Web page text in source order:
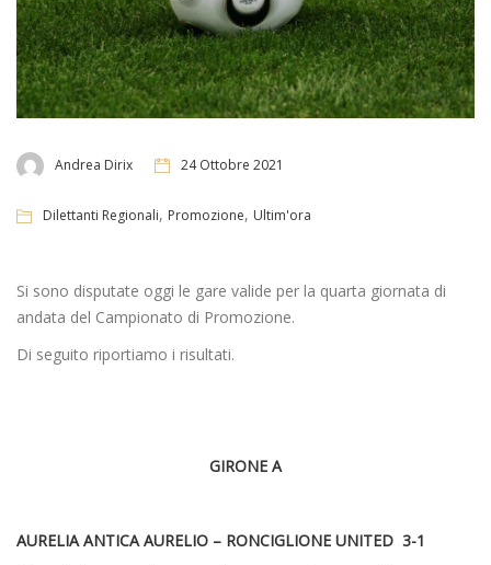
Andrea Dirix 24 Ottobre 2021
Dilettanti Regionali, Promozione, Ultim'ora
Si sono disputate oggi le gare valide per la quarta giornata di
andata del Campionato di Promozione.
Di seguito riportiamo i risultati.
GIRONE A
AURELIA ANTICA AURELIO – RONCIGLIONE UNITED 3-1